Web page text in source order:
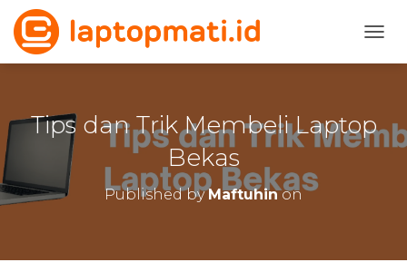
Tips dan Trik Membeli Laptop
Bekas
Published byMaftuhinon